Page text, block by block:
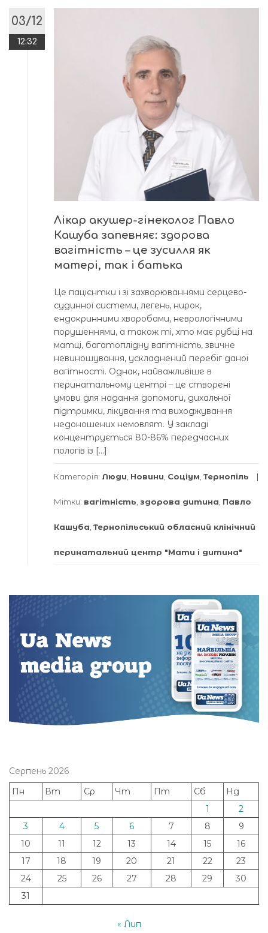
03/12
12:32
Лікар акушер-гінеколог Павло
Кашуба запевняє: здорова
вагітність – це зусилля як
матері, так і батька
Це пацієнтки і зі захворюваннями серцево-
судинної системи, легень, нирок,
ендокринними хворобами, неврологічними
порушеннями, а також ті, хто має рубці на
матці, багатоплідну вагітність, звичне
невиношування, ускладнений перебіг даної
вагітності. Однак, найважливіше в
перинатальному центрі – це створені
умови для надання допомоги, дихальної
підтримки, лікування та виходжування
недоношених немовлят. У закладі
концентрується 80-86% передчасних
пологів із […]
Категорія: Люди Новини Соціум Тернопіль
Мітки: вагітність здорова дитина Павло
Кашуба Тернопільський обласний клінічний
перинатальний центр "Мати і дитина"
Серпень 2026
Пн
Вт Ср Чт Пт Сб
Нд
1
2
3
4 5 6 7 8
9
10
11 12 13 14 15
16
17
18 19 20 21 22
23
24
25 26 27 28 29
30
31
« Лип